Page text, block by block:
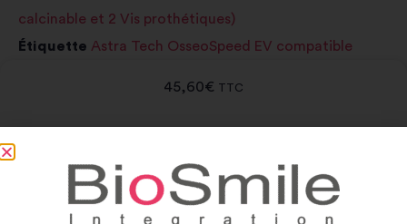
calcinable et 2 Vis prothétiques)
Étiquette Astra Tech OsseoSpeed EV compatible
45,60€ TTC
Rupture de stock